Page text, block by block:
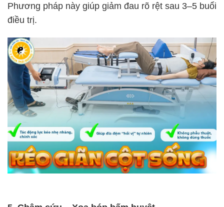
Phương pháp này giúp giảm đau rõ rệt sau 3–5 buổi
điều trị.